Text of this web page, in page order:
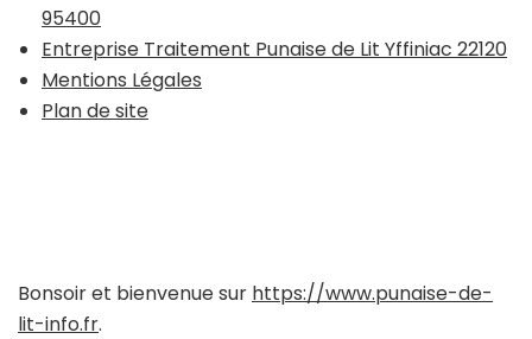
95400
Entreprise Traitement Punaise de Lit Yffiniac 22120
Mentions Légales
Plan de site
Bonsoir et bienvenue sur https://www.punaise-de-
lit-info.fr.